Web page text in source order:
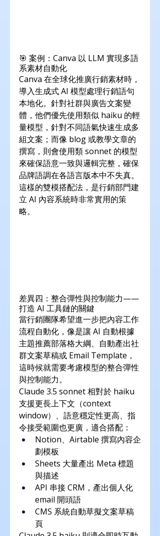
🎯 案例：Canva 以 LLM 實現多語
系素材自動化
Canva 在全球化推廣行銷素材時，
導入生成式 AI 模型處理行銷語句
本地化。針對社群與廣告文案變
體，他們優先使用類似 haiku 的輕
量模型，針對不同語氣快速生成多
組文案；而像 blog 或教學文章的
撰寫，則會使用類 sonnet 的模型
來確保語意一致與邏輯完整，確保
品牌語調在各語言版本中不失真。
這樣的雙模搭配法，是行銷部門建
立 AI 內容系統時非常實用的策
略。
差異四：整合彈性與控制能力——
打造 AI 工具鏈的關鍵
當行銷團隊希望進一步把內容工作
流程自動化，像是讓 AI 自動根據
主題推薦部落格大綱、自動產出社
群文案草稿或 Email Template，
這時候就需要考慮模型的整合彈性
與控制能力。
Claude 3.5 sonnet 相對於 haiku
支援更長上下文（context
window）、語意穩定性更高、指
令接受範圍也更廣，適合搭配：
Notion、Airtable 撰寫內容企
劃模板
Sheets 大量產出 Meta 標題
與描述
API 串接 CRM，產出個人化
email 開頭語
CMS 系統自動草擬文案草稿
頁